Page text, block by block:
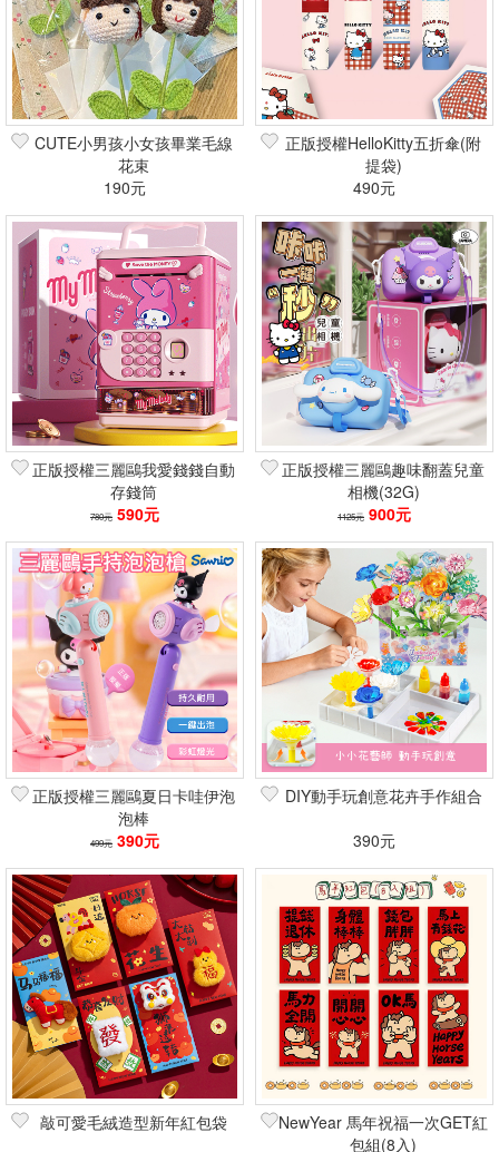
CUTE小男孩小女孩畢業毛線
花束
190元
正版授權HelloKitty五折傘(附
提袋)
490元
正版授權三麗鷗我愛錢錢自動
存錢筒
780元 590元
正版授權三麗鷗趣味翻蓋兒童
相機(32G)
1125元 900元
正版授權三麗鷗夏日卡哇伊泡
泡棒
499元 390元
DIY動手玩創意花卉手作組合
390元
敲可愛毛絨造型新年紅包袋
NewYear 馬年祝福一次GET紅
包組(8入)